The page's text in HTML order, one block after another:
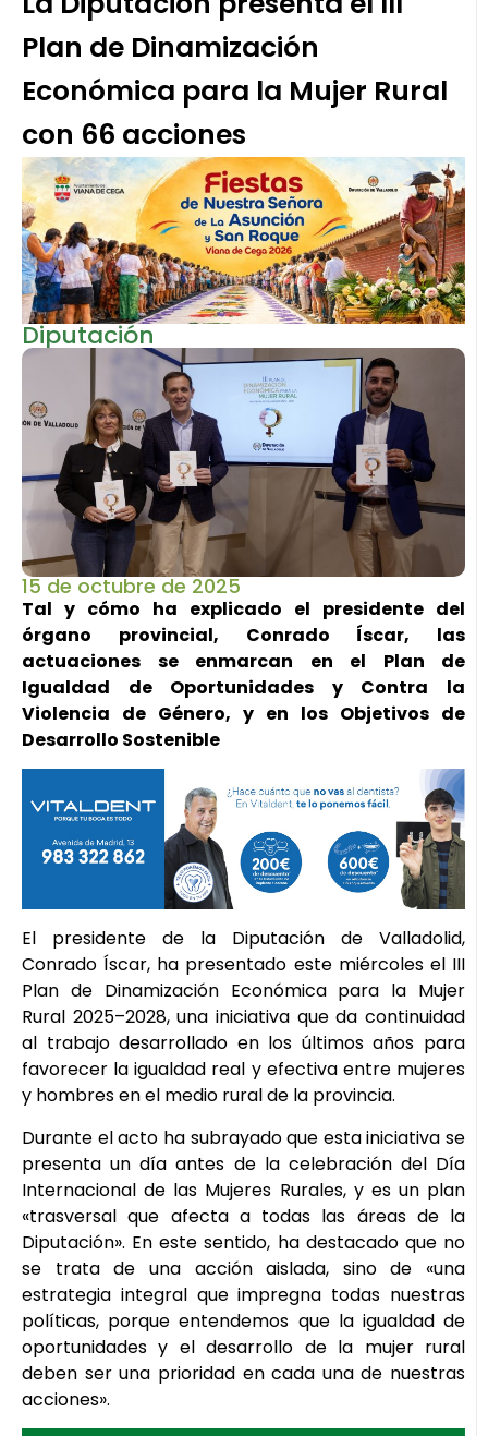
Plan de Dinamización
Económica para la Mujer Rural
con 66 acciones
Diputación
15 de octubre de 2025
Tal y cómo ha explicado el presidente del
órgano provincial, Conrado Íscar, las
actuaciones se enmarcan en el Plan de
Igualdad de Oportunidades y Contra la
Violencia de Género, y en los Objetivos de
Desarrollo Sostenible
El presidente de la Diputación de Valladolid,
Conrado Íscar, ha presentado este miércoles el III
Plan de Dinamización Económica para la Mujer
Rural 2025–2028, una iniciativa que da continuidad
al trabajo desarrollado en los últimos años para
favorecer la igualdad real y efectiva entre mujeres
y hombres en el medio rural de la provincia.
Durante el acto ha subrayado que esta iniciativa se
presenta un día antes de la celebración del Día
Internacional de las Mujeres Rurales, y es un plan
«trasversal que afecta a todas las áreas de la
Diputación». En este sentido, ha destacado que no
se trata de una acción aislada, sino de «una
estrategia integral que impregna todas nuestras
políticas, porque entendemos que la igualdad de
oportunidades y el desarrollo de la mujer rural
deben ser una prioridad en cada una de nuestras
acciones».